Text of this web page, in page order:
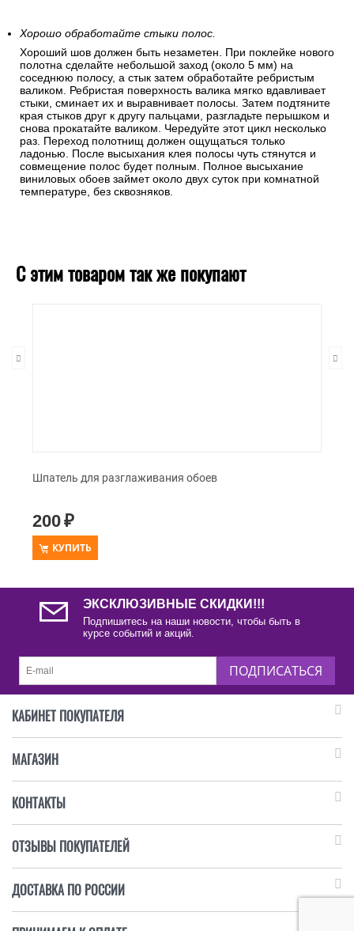
Хорошо обработайте стыки полос.
Хороший шов должен быть незаметен. При поклейке нового
полотна сделайте небольшой заход (около 5 мм) на
соседнюю полосу, а стык затем обработайте ребристым
валиком. Ребристая поверхность валика мягко вдавливает
стыки, сминает их и выравнивает полосы. Затем подтяните
края стыков друг к другу пальцами, разгладьте перышком и
снова прокатайте валиком. Чередуйте этот цикл несколько
раз. Переход полотнищ должен ощущаться только
ладонью. После высыхания клея полосы чуть стянутся и
совмещение полос будет полным. Полное высыхание
виниловых обоев займет около двух суток при комнатной
температуре, без сквозняков.
С этим товаром так же покупают
Шпатель для разглаживания обоев
200₽
КУПИТЬ
ЭКСКЛЮЗИВНЫЕ СКИДКИ!!!
Подпишитесь на наши новости, чтобы быть в
курсе событий и акций.
ПОДПИСАТЬСЯ
КАБИНЕТ ПОКУПАТЕЛЯ
МАГАЗИН
КОНТАКТЫ
ОТЗЫВЫ ПОКУПАТЕЛЕЙ
ДОСТАВКА ПО РОССИИ